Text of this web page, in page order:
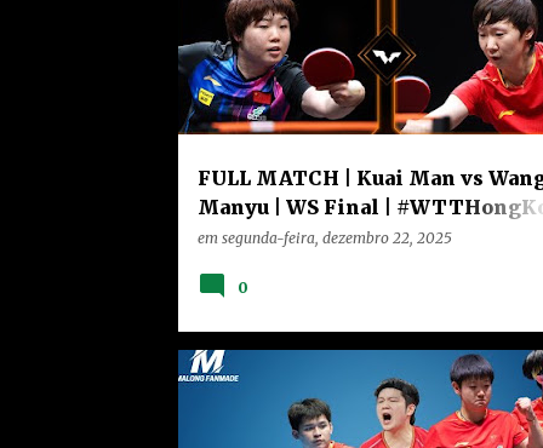
FULL MATCH | Kuai Man vs
Manyu | WS Final |
2025
em segunda-feira, dezembro 22, 2025
0
NOTÍCIAS VÍDEOS